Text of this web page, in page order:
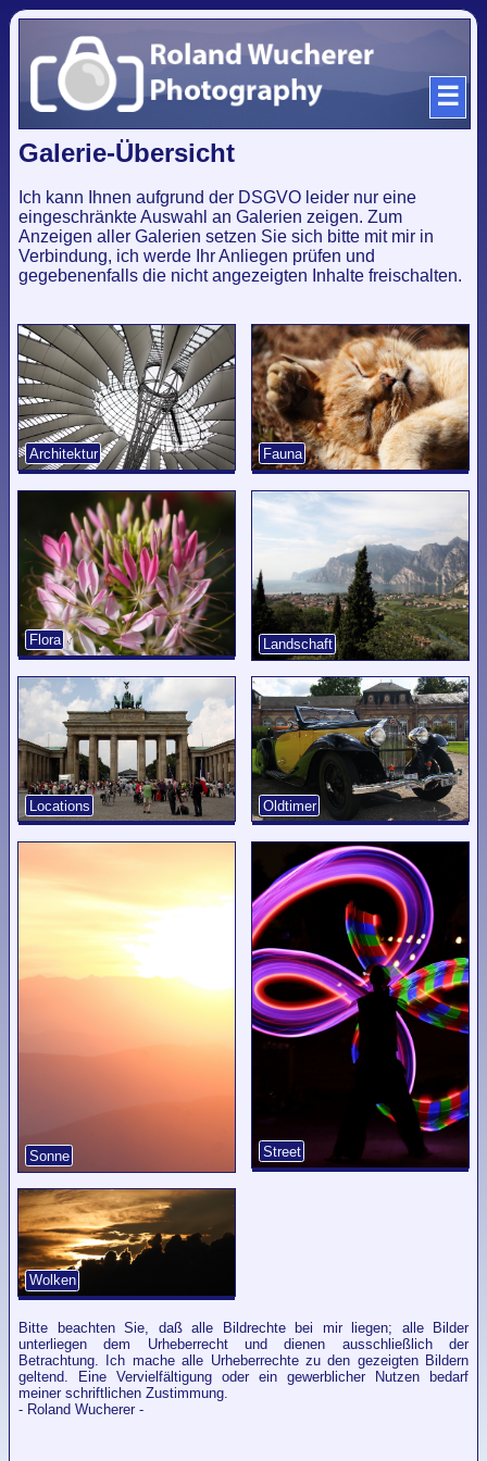
Galerie-Übersicht
Ich kann Ihnen aufgrund der DSGVO leider nur eine
eingeschränkte Auswahl an Galerien zeigen. Zum
Anzeigen aller Galerien setzen Sie sich bitte mit mir in
Verbindung, ich werde Ihr Anliegen prüfen und
gegebenenfalls die nicht angezeigten Inhalte freischalten.
Architektur Fauna
Flora Landschaft
Locations Oldtimer
Sonne Street
Wolken
Bitte beachten Sie, daß alle Bildrechte bei mir liegen; alle Bilder
unterliegen dem Urheberrecht und dienen ausschließlich der
Betrachtung. Ich mache alle Urheberrechte zu den gezeigten Bildern
geltend. Eine Vervielfältigung oder ein gewerblicher Nutzen bedarf
meiner schriftlichen Zustimmung.
- Roland Wucherer -
☰